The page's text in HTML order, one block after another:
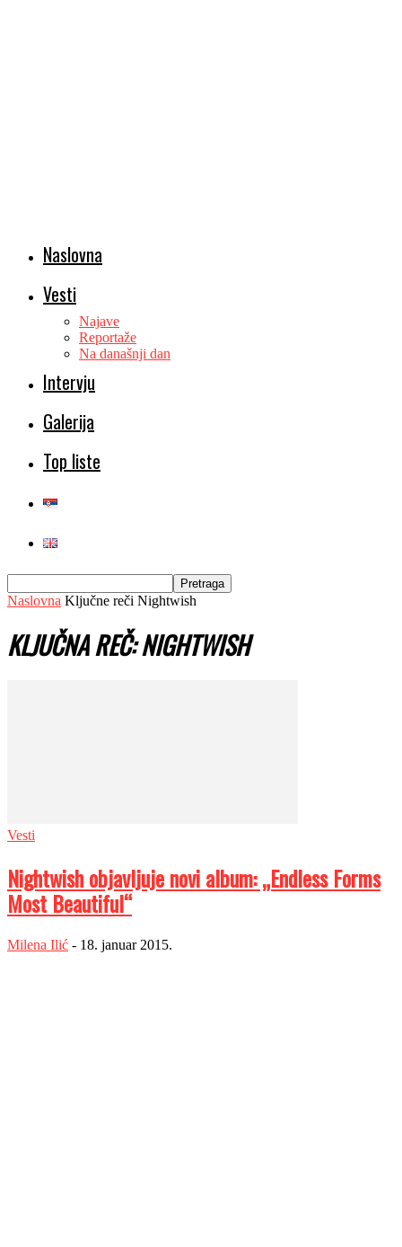
Naslovna
Vesti
Najave
Reportaže
Na današnji dan
Intervju
Galerija
Top liste
Naslovna Ključne reči Nightwish
KLJUČNA REČ: NIGHTWISH
Vesti
Nightwish objavljuje novi album: „Endless Forms
Most Beautiful“
Milena Ilić - 18. januar 2015.